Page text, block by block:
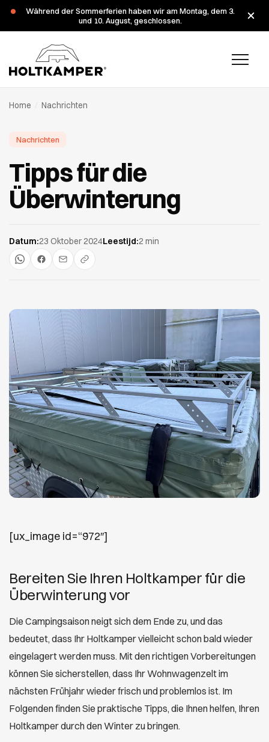
Während der Sommerferien haben wir am Montag, dem 3.
und 10. August, geschlossen.
Home Nachrichten
Nachrichten
Tipps für die
Überwinterung
Datum:23 Oktober 2024Leestijd:2 min
[ux_image id=“972″]
Bereiten Sie Ihren Holtkamper für die
Überwinterung vor
Die Campingsaison neigt sich dem Ende zu, und das
bedeutet, dass Ihr Holtkamper vielleicht schon bald wieder
eingelagert werden muss. Mit den richtigen Vorbereitungen
können Sie sicherstellen, dass Ihr Wohnwagenzelt im
nächsten Frühjahr wieder frisch und problemlos ist. Im
Folgenden finden Sie praktische Tipps, die Ihnen helfen, Ihren
Holtkamper durch den Winter zu bringen.